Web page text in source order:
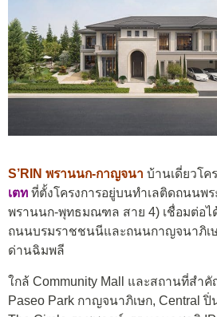
S’RIN พรานนก-กาญจนา บ้านเดี่ยวโค
เตท ที่ตั้งโครงการอยู่บนทำเลติดถนนพ
พรานนก-พุทธมณฑล สาย 4) เชื่อมต่อไ
ถนนบรมราชชนนีและถนนกาญจนาภิเ
ด่านฉิมพลี
ใกล้ Community Mall และสถานที่สำ
Paseo Park กาญจนาภิเษก, Central ปิ่